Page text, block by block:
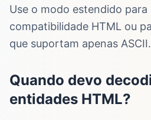
Use o modo estendido para
compatibilidade HTML ou
que suportam apenas ASCII.
Quando devo
entidades HTML?